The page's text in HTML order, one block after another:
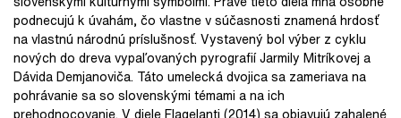
podnecujú k úvahám, čo vlastne v súčasnosti znamená hrdosť
na vlastnú národnú príslušnosť. Vystavený bol výber z cyklu
nových do dreva vypaľovaných pyrografií Jarmily Mitríkovej a
Dávida Demjanoviča. Táto umelecká dvojica sa zameriava na
pohrávanie sa so slovenskými témami a na ich
prehodnocovanie. V diele Flagelanti (2014) sa objavujú zahalené